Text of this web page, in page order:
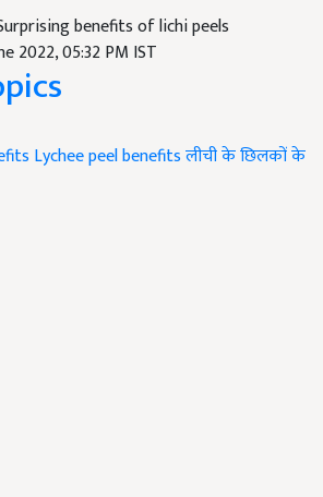
benefits of lichi peels
2022, 05:32 PM IST
Lychee peel benefitsलीची के छिलकों के